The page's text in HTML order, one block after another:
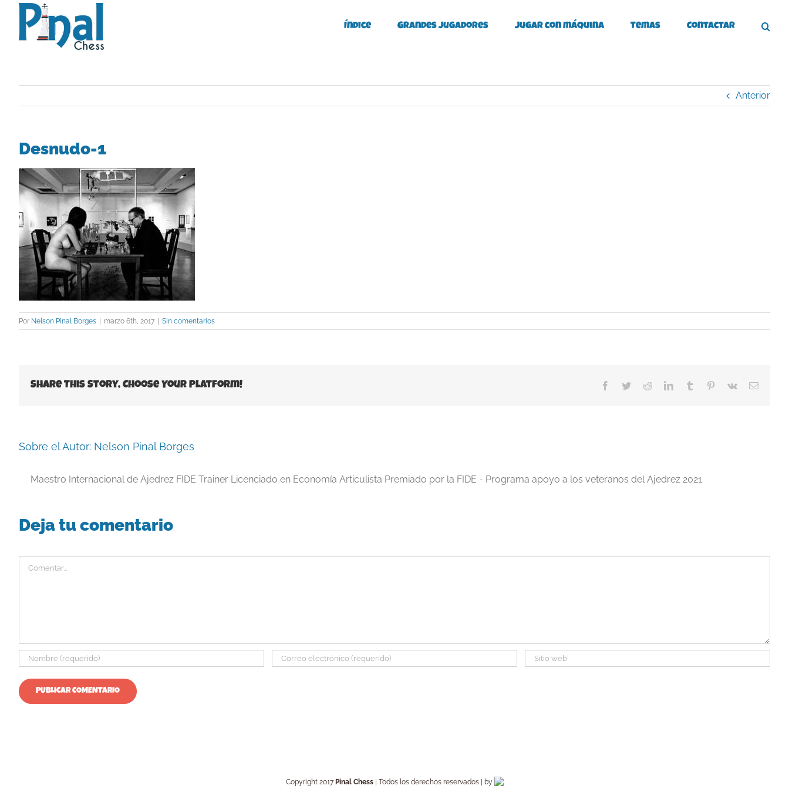
Saltar
contenido
Índice Grandes Jugadores Jugar con máquina Temas Contactar
Anterior
Desnudo-1
Por Nelson Pinal Borges | marzo 6th, 2017 | Sin comentarios
Share This Story, Choose Your Platform! Facebook
TwitterRedditLinkedInTumblr Pinterest
Vk
Correo
Sobre el Autor: Nelson Pinal Borges
Maestro Internacional de Ajedrez FIDE Trainer Licenciado en Economía Articulista Premiado por la FIDE - Programa apoyo a los veteranos del Ajedrez 2021
Deja tu comentario
Copyright 2017 Pinal Chess| Todos los derechos reservados | by